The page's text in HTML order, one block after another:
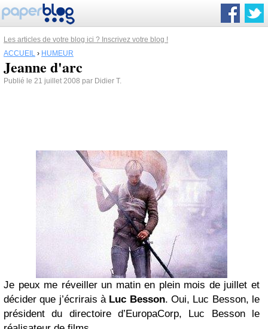
Les articles de votre blog ici ? Inscrivez votre blog !
ACCUEIL › HUMEUR
Jeanne d'arc
Publié le 21 juillet 2008 par Didier T.
Je peux me réveiller un matin en plein mois de juillet et
décider que j’écrirais à Luc Besson. Oui, Luc Besson, le
président du directoire d’EuropaCorp, Luc Besson le